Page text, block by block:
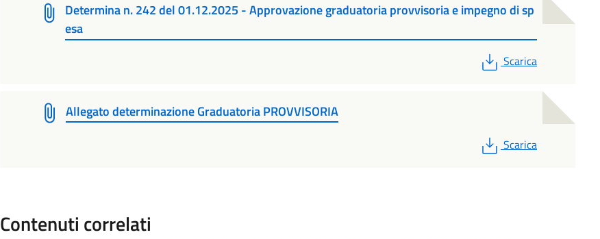
Determina n. 242 del 01.12.2025 - Approvazione graduatoria provvisoria e impegno di sp
esa
PDF
Scarica
Allegato determinazione Graduatoria PROVVISORIA
PDF
Scarica
Contenuti correlati